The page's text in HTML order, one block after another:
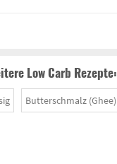
Low Carb Rezepte:
Butterschmalz (Ghee)